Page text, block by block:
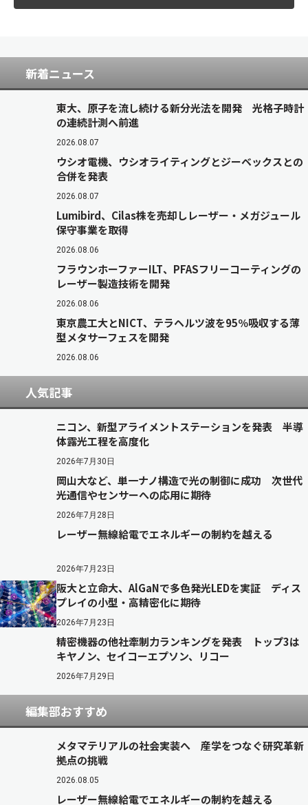
新着ニュース
東大、原子を流し続ける新分光法を開発 光格子時計
の連続計測へ前進
2026.08.07
ウシオ電機、ウシオライティングとジーベックスとの
合併を発表
2026.08.07
Lumibird、Cilas株を売却しレーザー・メガジュール
保守事業を取得
2026.08.06
フラウンホーファーILT、PFASフリーコーティングの
レーザー製造技術を開発
2026.08.06
東京農工大とNICT、テラヘルツ波を95％吸収する薄
型メタサーフェスを開発
2026.08.06
人気記事
ニコン、新型アライメントステーションを発表 半導
体露光工程を高度化
2026年7月30日
岡山大など、単一ナノ構造で光の制御に成功 次世代
光通信やセンサーへの応用に期待
2026年7月28日
レーザー無線給電でエネルギーの制約を越える
2026年7月23日
阪大と立命大、AlGaNで多色発光LEDを実証 ディス
プレイの小型・高精密化に期待
2026年7月23日
精密機器の他社牽制力ランキングを発表 トップ3は
キヤノン、セイコーエプソン、リコー
2026年7月29日
編集部おすすめ
メタマテリアルの社会実装へ 産学をつなぐ研究革新
拠点の挑戦
2026.08.05
レーザー無線給電でエネルギーの制約を越える